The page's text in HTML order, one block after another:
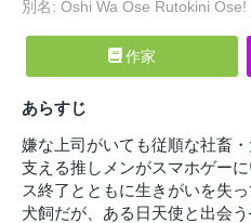
別名: Oshi Wa Ose Rutokini Ose!
作家
あらすじ
嫌な上司がいても従順な社畜
支える推しメンがスマホゲー
ス終了とともに生きがいを失
犬飼だが、ある日天使と出会